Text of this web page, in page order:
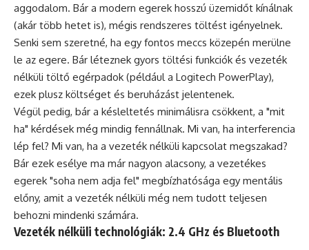
aggodalom. Bár a modern egerek hosszú üzemidőt kínálnak
(akár több hetet is), mégis rendszeres töltést igényelnek.
Senki sem szeretné, ha egy fontos meccs közepén merülne
le az egere. Bár léteznek gyors töltési funkciók és vezeték
nélküli töltő egérpadok (például a Logitech PowerPlay),
ezek plusz költséget és beruházást jelentenek.
Végül pedig, bár a késleltetés minimálisra csökkent, a "mit
ha" kérdések még mindig fennállnak. Mi van, ha interferencia
lép fel? Mi van, ha a vezeték nélküli kapcsolat megszakad?
Bár ezek esélye ma már nagyon alacsony, a vezetékes
egerek "soha nem adja fel" megbízhatósága egy mentális
előny, amit a vezeték nélküli még nem tudott teljesen
behozni mindenki számára.
Vezeték nélküli technológiák: 2.4 GHz és Bluetooth